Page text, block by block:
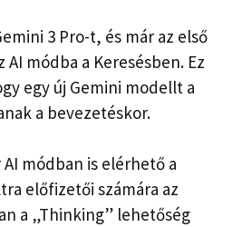
3 Pro-t, és már az első
módba a Keresésben. Ez
egy új Gemini modellt a
a bevezetéskor.
AI módban is elérhető a
előfizetői számára az
a „Thinking” lehetőség